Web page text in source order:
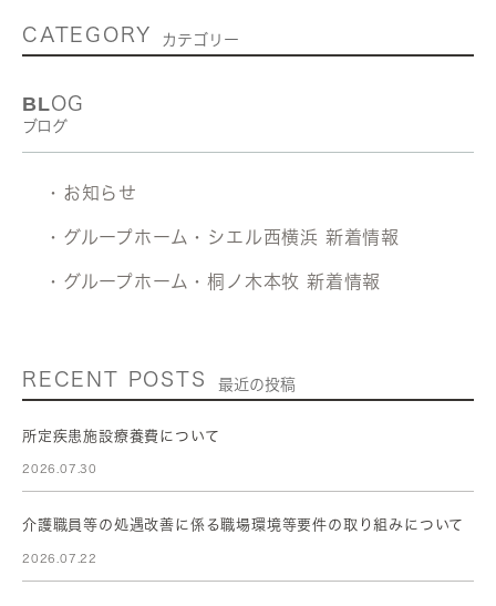
CATEGORY カテゴリー
BLOG
ブログ
・お知らせ
・グループホーム・シエル西横浜 新着情報
・グループホーム・桐ノ木本牧 新着情報
RECENT POSTS 最近の投稿
所定疾患施設療養費について
2026.07.30
介護職員等の処遇改善に係る職場環境等要件の取り組みについて
2026.07.22